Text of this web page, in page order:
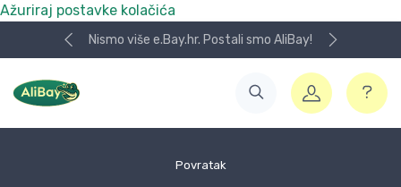
Ažuriraj postavke kolačića
Nismo više e.Bay.hr. Postali smo AliBay!
Povratak